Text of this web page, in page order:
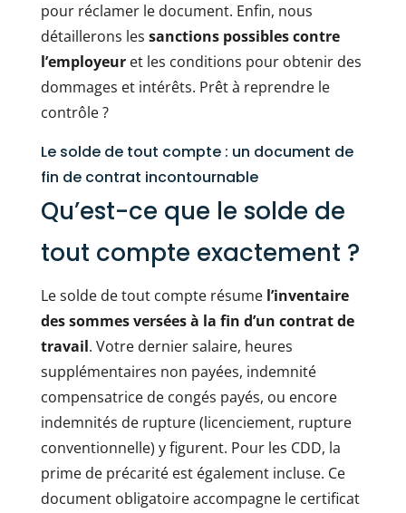
pour réclamer le document. Enfin, nous
détaillerons les sanctions possibles contre
l’employeuret les conditions pour obtenir des
dommages et intérêts. Prêt à reprendre le
contrôle ?
Le solde de tout compte : un document de
fin de contrat incontournable
Qu’est-ce que le solde de
tout compte exactement ?
Le solde de tout compte résume l’inventaire
des sommes versées à la fin d’un contrat de
travail. Votre dernier salaire, heures
supplémentaires non payées, indemnité
compensatrice de congés payés, ou encore
indemnités de rupture (licenciement, rupture
conventionnelle) y figurent. Pour les CDD, la
prime de précarité est également incluse. Ce
document obligatoire accompagne le certificat